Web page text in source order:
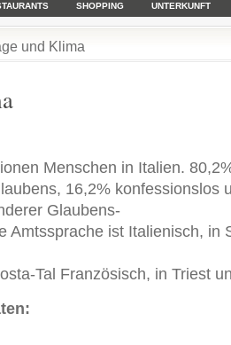
SHOPPING UNTERKUNFT
und Klima
Menschen in Italien.
16,2% konfessionslos
Glaubens-
Amtssprache ist Italienisch, in
Tal Französisch, in Triest